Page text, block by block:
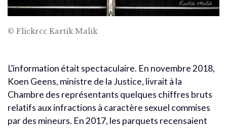
© Flickrcc Kartik Malik
L’information était spectaculaire. En novembre 2018,
Koen Geens, ministre de la Justice, livrait à la
Chambre des représentants quelques chiffres bruts
relatifs aux infractions à caractère sexuel commises
par des mineurs. En 2017, les parquets recensaient